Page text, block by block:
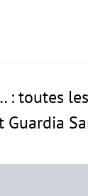
: toutes
Guardia